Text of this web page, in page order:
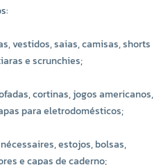
vestidos, saias, camisas, shorts
e scrunchies;
cortinas, jogos americanos,
para eletrodomésticos;
estojos, bolsas,
e capas de caderno;